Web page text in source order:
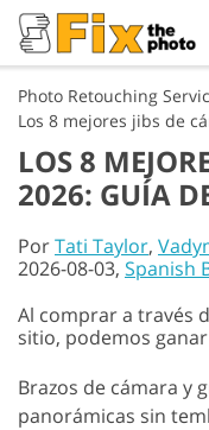
Photo Retouching
Los 8 mejores jibs de
LOS 8
2026: GUÍA
PorTati Taylor,
2026-08-03, Spanish
Al comprar a través
sitio, podemos
Brazos de cámara y
panorámicas sin